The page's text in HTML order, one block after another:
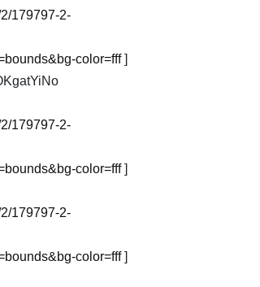
179797-2-
color=fff]
179797-2-
color=fff]
179797-2-
color=fff]